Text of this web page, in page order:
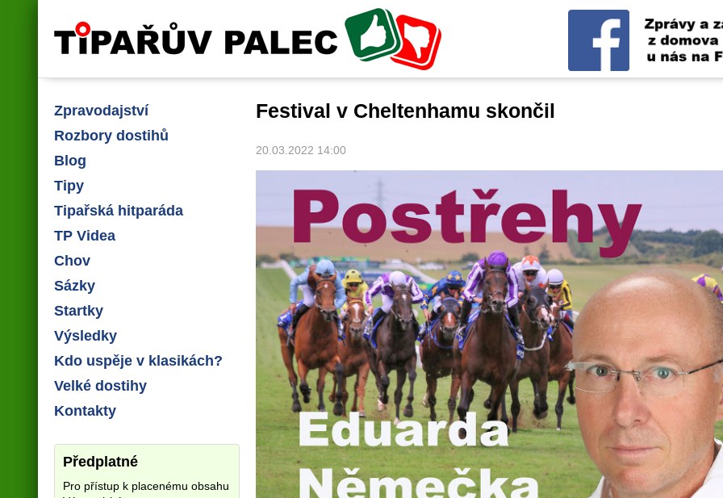
Tipařův palec
Zpravodajství
Rozbory dostihů
Blog
Tipy
Tipařská hitparáda
TP Videa
Chov
Sázky
Startky
Výsledky
Kdo uspěje v klasikách?
Velké dostihy
Kontakty
Předplatné
Pro přístup k placenému obsahu
Festival v Cheltenhamu skončil
20.03.2022 14:00